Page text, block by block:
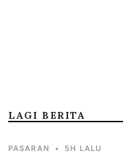
LAGI BERITA
PASARAN • 5H LALU